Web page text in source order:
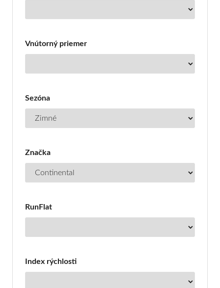
Vnútorný priemer
Sezóna
Značka
RunFlat
Index rýchlosti